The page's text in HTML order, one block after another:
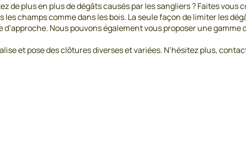
de plus en plus de dégâts causés par les sangliers ? Faites vous
les champs comme dans les bois. La seule façon de limiter les
Nous pouvons également vous proposer une
et pose des clôtures diverses et variées. N’hésitez plus,